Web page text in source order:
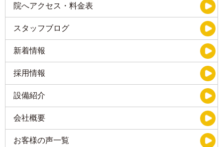
院へアクセス・料金表
スタッフブログ
新着情報
採用情報
設備紹介
会社概要
お客様の声一覧